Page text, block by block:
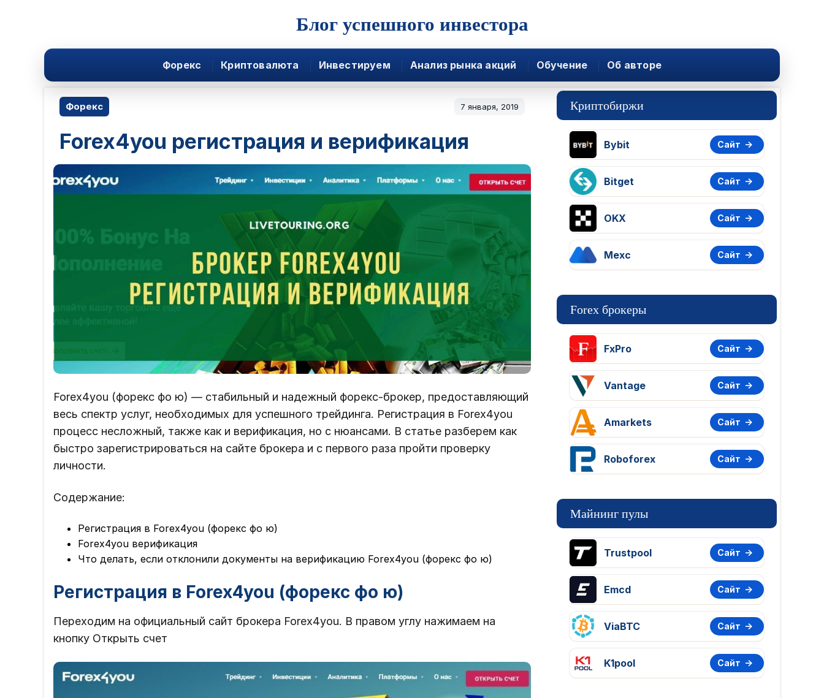
Блог успешного инвестора
Форекс Криптовалюта Инвестируем Анализ рынка акций Обучение Об авторе
Форекс 7 января, 2019
Forex4you регистрация и верификация
Forex4you (форекс фо ю) — стабильный и надежный форекс-брокер, предоставляющий
весь спектр услуг, необходимых для успешного трейдинга. Регистрация в Forex4you
процесс несложный, также как и верификация, но с нюансами. В статье разберем как
быстро зарегистрироваться на сайте брокера и с первого раза пройти проверку
личности.
Содержание:
Регистрация в Forex4you (форекс фо ю)
Forex4you верификация
Что делать, если отклонили документы на верификацию Forex4you (форекс фо ю)
Регистрация в Forex4you (форекс фо ю)
Переходим на официальный сайт брокера Forex4you. В правом углу нажимаем на
кнопку Открыть счет
Криптобиржи
Bybit Сайт
Bitget Сайт
OKX Сайт
Mexc Сайт
Forex брокеры
FxPro Сайт
Vantage Сайт
Amarkets Сайт
Roboforex Сайт
Майнинг пулы
Trustpool Сайт
Emcd Сайт
ViaBTC Сайт
K1pool Сайт